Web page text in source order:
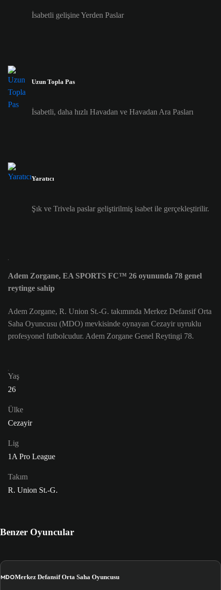
İsabetli gelişine Yerden Paslar
Uzun Topla Pas
İsabetli, daha hızlı Havadan ve Havadan Ara Pasları
Yaratıcı
Şık ve Trivela paslar geliştirilmiş isabet ile gerçekleştirilir.
Adem Zorgane, EA SPORTS FC™ 26 oyununda 78 genel
reytinge sahip
Adem Zorgane, R. Union St.-G. takımında Merkez Defansif Orta
Saha Oyuncusu (MDO) mevkisinde oynayan Cezayir uyruklu
profesyonel futbolcudur. Adem Zorgane Genel Reytingi 78.
Yaş
26
Ülke
Cezayir
Lig
1A Pro League
Takım
R. Union St.-G.
Benzer Oyuncular
MDOMerkez Defansif Orta Saha Oyuncusu